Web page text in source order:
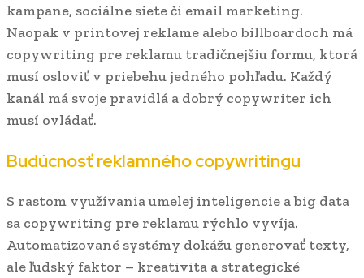
kampane, sociálne siete či email marketing.
Naopak v printovej reklame alebo billboardoch má
copywriting pre reklamu tradičnejšiu formu, ktorá
musí osloviť v priebehu jedného pohľadu. Každý
kanál má svoje pravidlá a dobrý copywriter ich
musí ovládať.
Budúcnosť reklamného copywritingu
S rastom využívania umelej inteligencie a big data
sa copywriting pre reklamu rýchlo vyvíja.
Automatizované systémy dokážu generovať texty,
ale ľudský faktor – kreativita a strategické